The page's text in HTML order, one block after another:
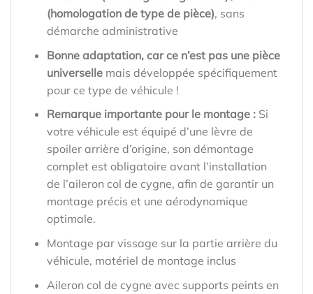
(homologation de type de pièce), sans
démarche administrative
Bonne adaptation, car ce n’est pas une pièce
universellemais développée spécifiquement
pour ce type de véhicule !
Remarque importante pour le montage : Si
votre véhicule est équipé d’une lèvre de
spoiler arrière d’origine, son démontage
complet est obligatoire avant l’installation
de l’aileron col de cygne, afin de garantir un
montage précis et une aérodynamique
optimale.
Montage par vissage sur la partie arrière du
véhicule, matériel de montage inclus
Aileron col de cygne avec supports peints en